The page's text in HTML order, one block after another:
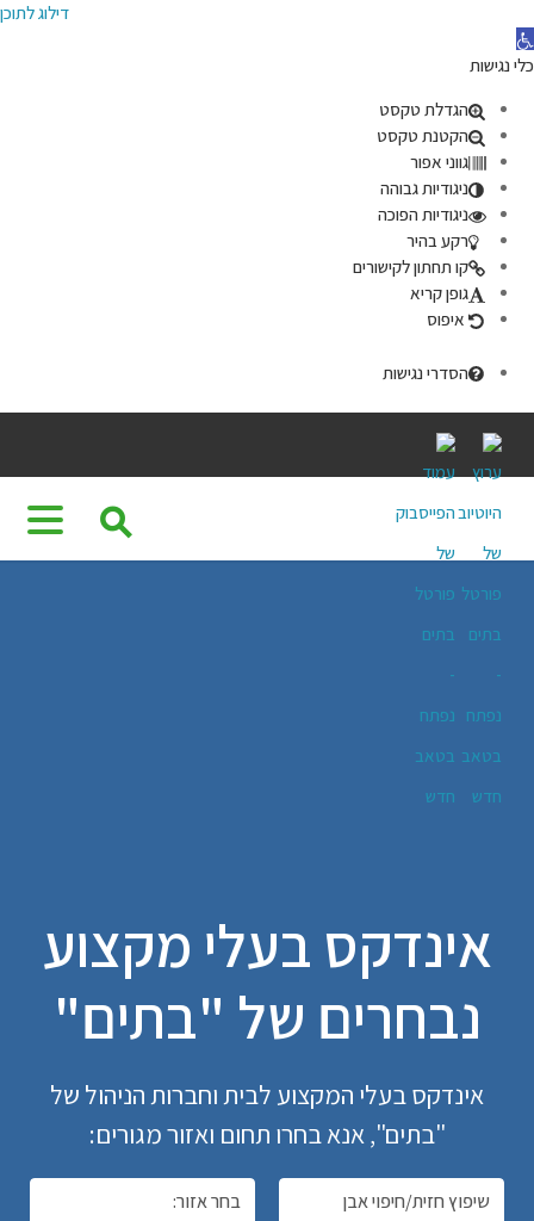
דילוג לתוכן
פתח סרגל נגישות
כלי נגישות
הגדלת טקסט
הקטנת טקסט
גווני אפור
ניגודיות גבוהה
ניגודיות הפוכה
רקע בהיר
קו תחתון לקישורים
גופן קריא
איפוס
הסדרי נגישות
content
⚲
אינדקס בעלי מקצוע
נבחרים של "בתים"
אינדקס בעלי המקצוע לבית וחברות הניהול של
"בתים", אנא בחרו תחום ואזור מגורים: